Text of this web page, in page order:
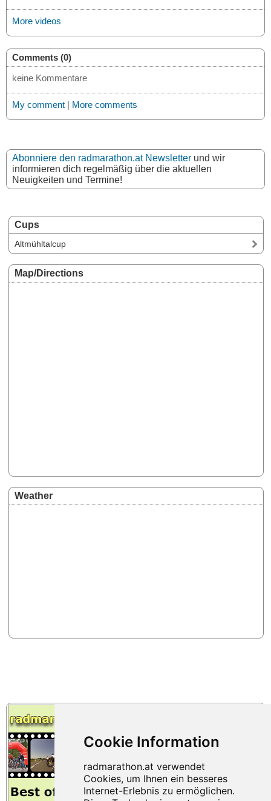
Cups
Altmühltalcup
Map/Directions
Weather
More videos
Comments (0)
keine Kommentare
My comment | More comments
Abonniere den radmarathon.at Newsletter und wir
informieren dich regelmäßig über die aktuellen
Neuigkeiten und Termine!